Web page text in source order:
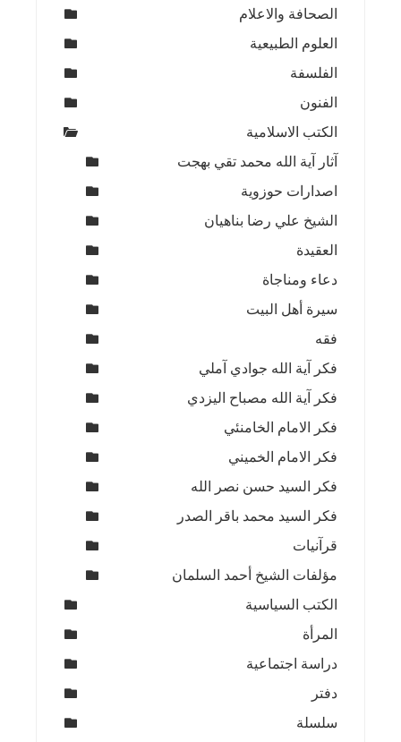
الصحافة والاعلام
العلوم الطبيعية
الفلسفة
الفنون
الكتب الاسلامية
آثار آية الله محمد تقي بهجت
اصدارات حوزوية
الشيخ علي رضا بناهيان
العقيدة
دعاء ومناجاة
سيرة أهل البيت
فقه
فكر آية الله جوادي آملي
فكر آية الله مصباح اليزدي
فكر الامام الخامنئي
فكر الامام الخميني
فكر السيد حسن نصر الله
فكر السيد محمد باقر الصدر
قرآنيات
مؤلفات الشيخ أحمد السلمان
الكتب السياسية
المرأة
دراسة اجتماعية
دفتر
سلسلة